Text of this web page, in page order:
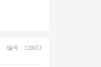
编号：128053